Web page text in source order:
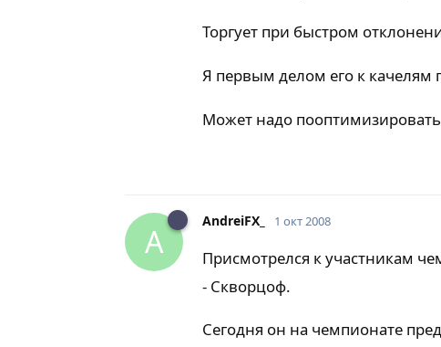
Торгует при быстром
Я первым делом его к качелям
Может надо
A
AndreiFX_ 1 окт 2008
Присмотрелся к участникам
- Скворцоф.
Сегодня он на чемпионате